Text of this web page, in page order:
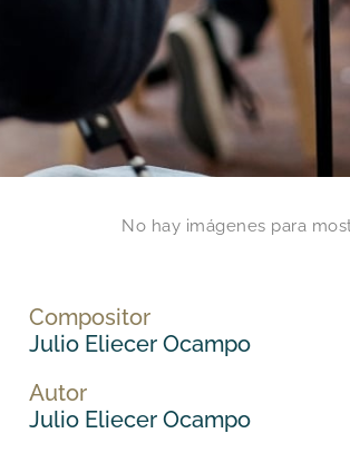
No hay imágenes para
Compositor
Julio Eliecer Ocampo
Autor
Julio Eliecer Ocampo